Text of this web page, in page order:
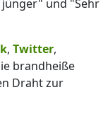
jünger" und "Sehr
, Twitter,
brandheiße
Draht zur